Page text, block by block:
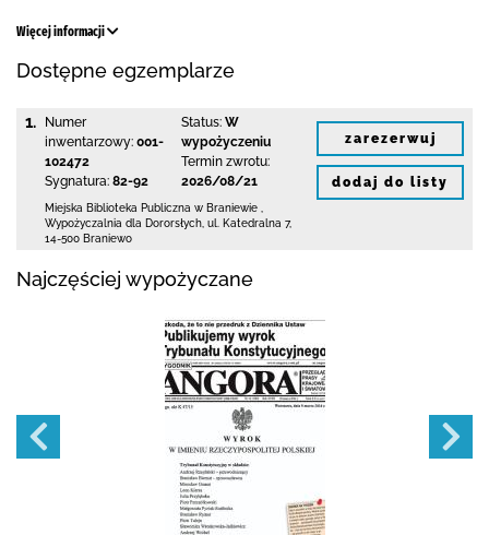
Więcej informacji
Dostępne egzemplarze
1.
Numer
inwentarzowy: 001-
102472
Sygnatura: 82-92
Status: W
wypożyczeniu
Termin zwrotu:
2026/08/21
Miejska Biblioteka Publiczna w Braniewie
Wypożyczalnia dla Dororsłych, ul. Katedralna 7,
14-500 Braniewo
zarezerwuj
dodaj do listy
Najczęściej wypożyczane